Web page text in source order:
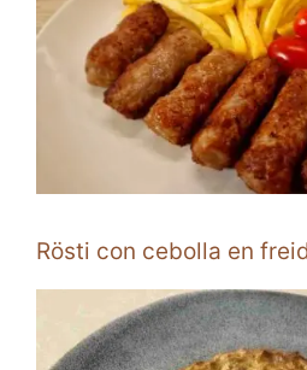
Rösti con cebolla en